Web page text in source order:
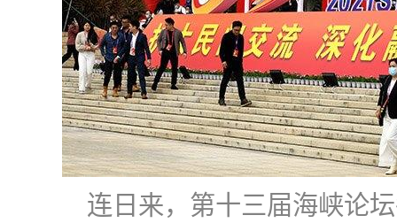
连日来，第十三届海峡论